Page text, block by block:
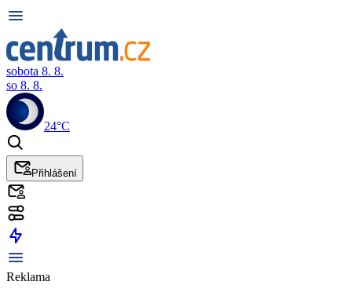
sobota 8. 8.
so 8. 8.
24°C
Přihlášení
Reklama